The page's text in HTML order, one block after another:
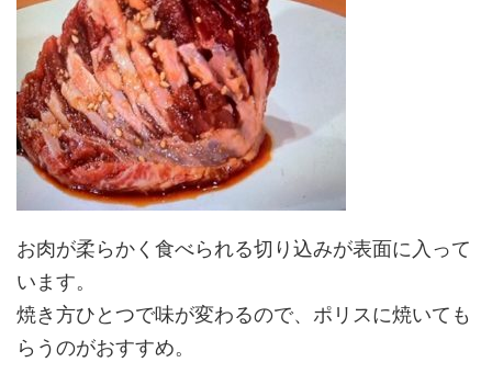
お肉が柔らかく食べられる切り込みが表面に入って
います。
焼き方ひとつで味が変わるので、ポリスに焼いても
らうのがおすすめ。